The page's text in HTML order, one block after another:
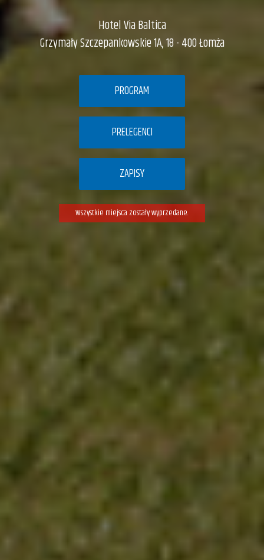
Hotel Via Baltica
Grzymały Szczepankowskie 1A, 18 - 400 Łomża
PROGRAM
PRELEGENCI
ZAPISY
Wszystkie miejsca zostały wyprzedane.